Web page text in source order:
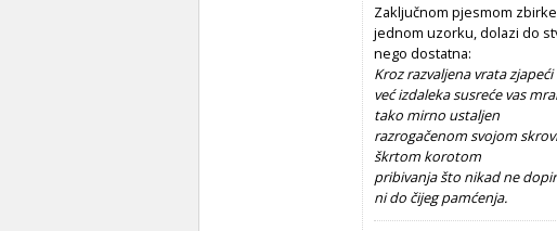
Zaključnom pjesmom
jednom uzorku, dolazi do
nego dostatna:
Kroz razvaljena vrata zjapeći
već izdaleka susreće vas
tako mirno ustaljen
razrogačenom svojom
škrtom korotom
pribivanja što nikad ne
ni do čijeg pamćenja.